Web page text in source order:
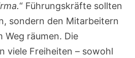
“ Führungskräfte sollten
sondern den Mitarbeitern
Weg räumen. Die
viele Freiheiten – sowohl